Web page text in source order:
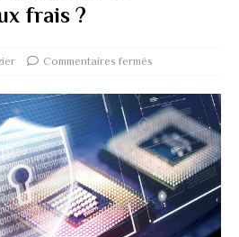
frais ?
Commentaires fermés